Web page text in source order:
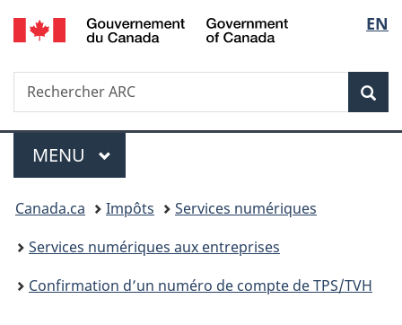
Passer
au
Passer
à
du
Passer
à
simplifiée
de
la
EN
Recherche
Rechercher
ARC
Menu
MENU PRINCIPAL
Vous
êtes
ici :
Canada.ca Impôts
Services numériques
Services numériques aux entreprises
Confirmation d’un numéro de compte de TPS/TVH